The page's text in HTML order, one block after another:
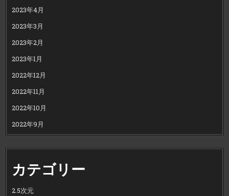
2023年4月
2023年3月
2023年2月
2023年1月
2022年12月
2022年11月
2022年10月
2022年9月
カテゴリー
2.5次元